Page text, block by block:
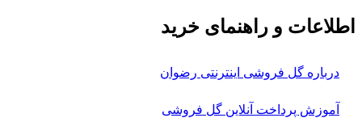
اطلاعات و راهنمای خرید
درباره گل فروشی اینترنتی رضوان
آموزش پرداخت آنلاین گل فروشی